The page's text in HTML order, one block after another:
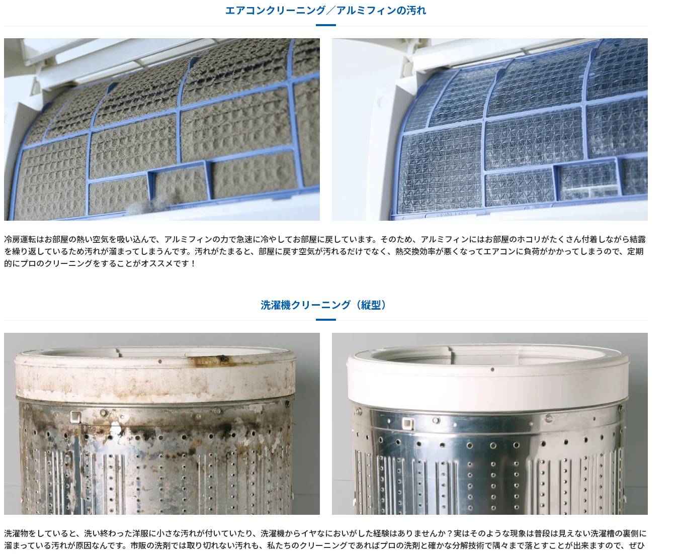
エアコンクリーニング／アルミフィンの汚れ
冷房運転はお部屋の熱い空気を吸い込んで、アルミフィンの力で急速に冷やしてお部屋に戻しています。そのため、アルミフィンにはお部屋のホコリがたくさん付着しながら結露
を繰り返しているため汚れが溜まってしまうんです。汚れがたまると、部屋に戻す空気が汚れるだけでなく、熱交換効率が悪くなってエアコンに負荷がかかってしまうので、定期
的にプロのクリーニングをすることがオススメです！
洗濯機クリーニング（縦型）
洗濯物をしていると、洗い終わった洋服に小さな汚れが付いていたり、洗濯機からイヤなにおいがした経験はありませんか？実はそのような現象は普段は見えない洗濯槽の裏側に
溜まっている汚れが原因なんです。市販の洗剤では取り切れない汚れも、私たちのクリーニングであればプロの洗剤と確かな分解技術で隅々まで落とすことが出来ますので、ぜひ